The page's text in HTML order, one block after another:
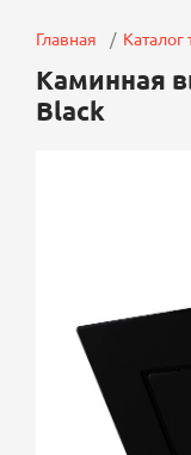
Главная Каталог
Каминная
Black